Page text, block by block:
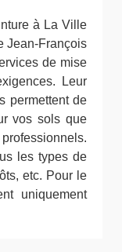
à La Ville
Jean-François
de mise
Leur
permettent de
vos sols que
les types de
etc. Pour le
uniquement